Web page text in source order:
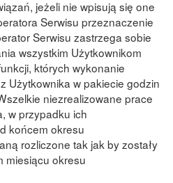
jeżeli nie wpisują się one
Serwisu przeznaczenie
Serwisu zastrzega sobie
wszystkim Użytkownikom
których wykonanie
Użytkownika w pakiecie godzin
niezrealizowane prace
w przypadku ich
końcem okresu
rozliczone tak jak by zostały
miesiącu okresu